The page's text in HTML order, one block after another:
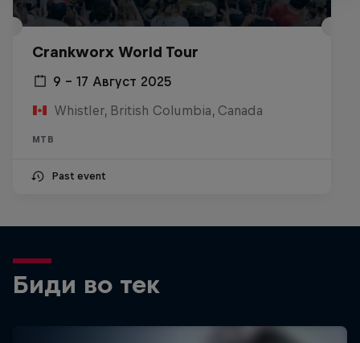
Crankworx World Tour
9 – 17 Август 2025
Whistler, British Columbia, Canada
MTB
Past event
Биди во тек